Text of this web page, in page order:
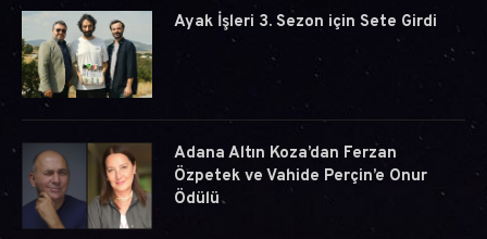
Ayak İşleri 3. Sezon için Sete Girdi
Adana Altın Koza’dan Ferzan
Özpetek ve Vahide Perçin’e Onur
Ödülü